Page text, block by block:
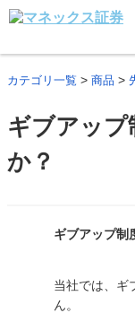
カテゴリ一覧 > 商品 >
ギブアッ
か？
ギブアップ制
当社では、ギ
ん。